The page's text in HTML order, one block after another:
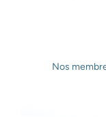
Nos